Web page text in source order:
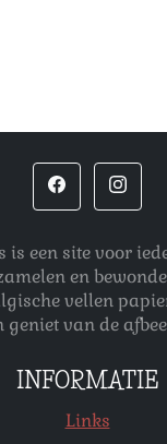
is een site voor
en
vellen
geniet van de
INFORMATIE
Links